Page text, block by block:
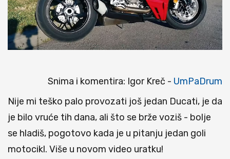
Snima i komentira: Igor Kreč - UmPaDrum
Nije mi teško palo provozati još jedan Ducati, je da
je bilo vruće tih dana, ali što se brže voziš - bolje
se hladiš, pogotovo kada je u pitanju jedan goli
motocikl. Više u novom video uratku!